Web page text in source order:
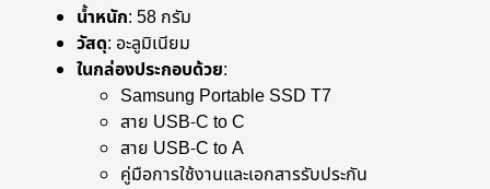
น้ำหนัก: 58 กรัม
วัสดุ: อะลูมิเนียม
ในกล่องประกอบด้วย:
Samsung Portable SSD T7
สาย USB-C to C
สาย USB-C to A
คู่มือการใช้งานและเอกสารรับประกัน